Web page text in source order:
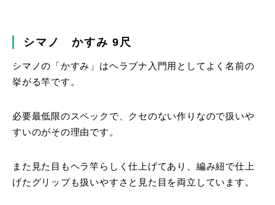
シマノ かすみ 9尺
シマノの「かすみ」はヘラブナ入門用としてよく名前の
挙がる竿です。
必要最低限のスペックで、クセのない作りなので扱いや
すいのがその理由です。
また見た目もヘラ竿らしく仕上げてあり、編み紐で仕上
げたグリップも扱いやすさと見た目を両立しています。